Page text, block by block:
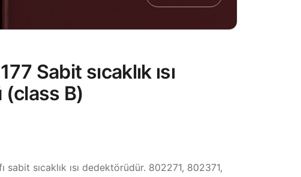
Sabit sıcaklık ısı
B)
sabit sıcaklık ısı dedektörüdür. 802271, 802371,